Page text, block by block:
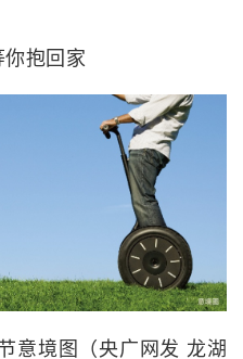
抱回家
意境图（央广网发 龙湖